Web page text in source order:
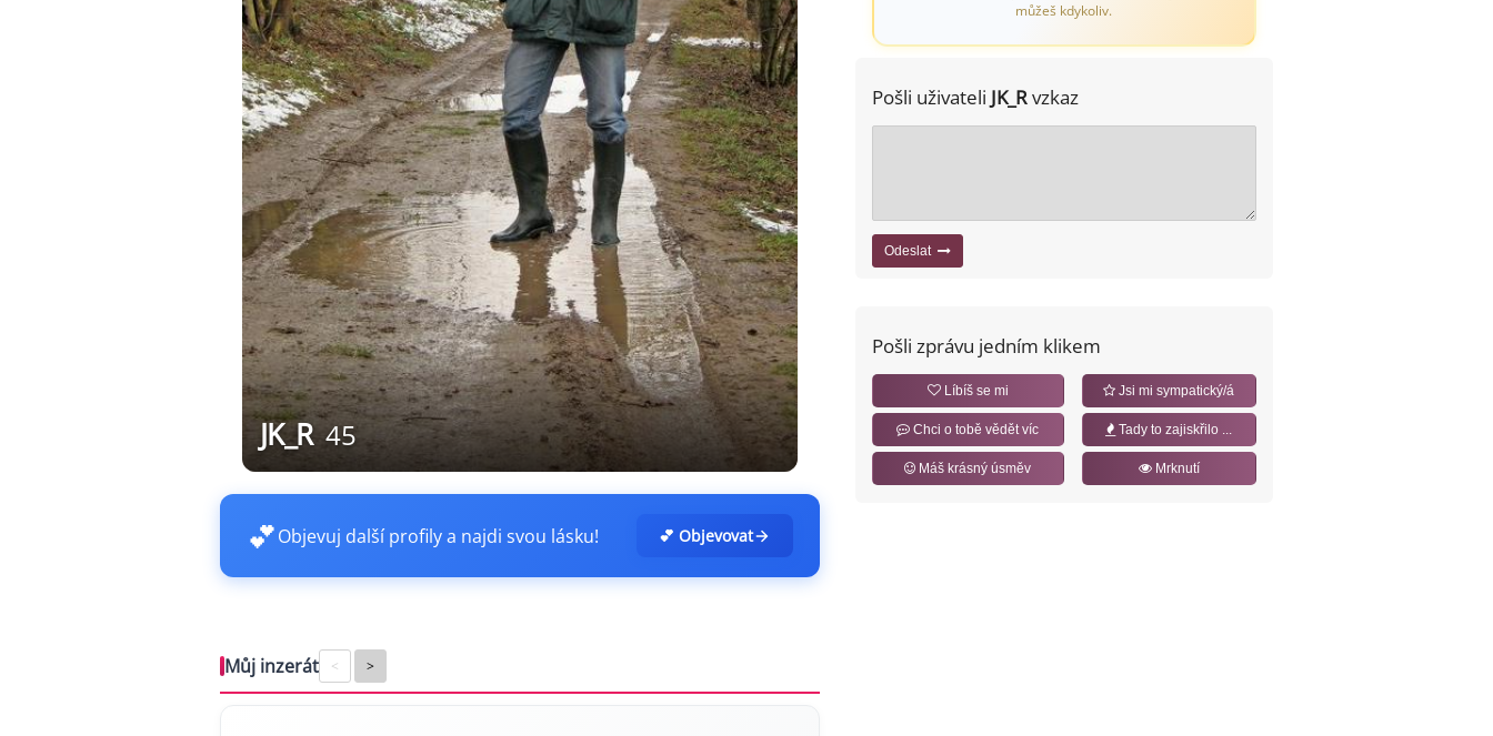
JK_R 45
💕Objevuj další profily a najdi svou lásku! 💕 Objevovat
Můj inzerát < >
můžeš kdykoliv.
Pošli uživateli JK_Rvzkaz
Odeslat
Pošli zprávu jedním klikem
Líbíš se mi Jsi mi sympatický/á
Chci o tobě vědět víc Tady to zajiskřilo ...
Máš krásný úsměv Mrknutí